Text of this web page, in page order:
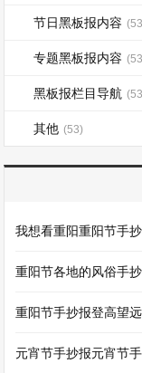
节日黑板报内容
专题黑板报内容
黑板报栏目导航
其他 (53)
我想看重阳重阳节手
重阳节各地的风俗手
重阳节手抄报登高望
元宵节手抄报元宵节